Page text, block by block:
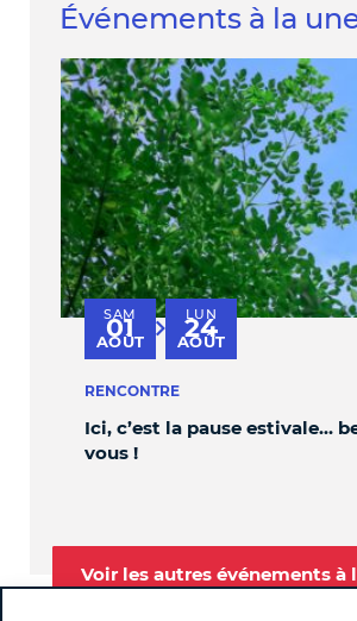
Événements à la
SAM
01
AOÛT au
LUN
24
AOÛT
RENCONTRE
Ici, c’est la pause estivale…
vous !
Voir les autres événements à